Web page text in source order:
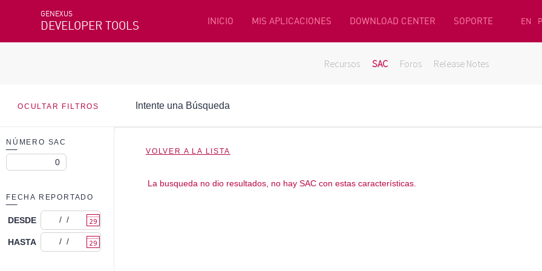
GENEXUS
DEVELOPER TOOLS INICIO MIS APLICACIONES DOWNLOAD CENTER SOPORTE EN
Recursos SAC Foros Release Notes